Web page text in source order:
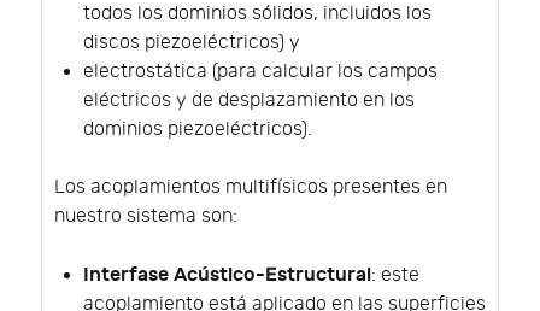
todos los dominios sólidos, incluidos los
discos piezoeléctricos) y
electrostática (para calcular los campos
eléctricos y de desplazamiento en los
dominios piezoeléctricos).
Los acoplamientos multifísicos presentes en
nuestro sistema son:
Interfase Acústico-Estructural: este
acoplamiento está aplicado en las superficies